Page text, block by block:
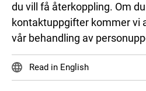
du vill få återkoppling. Om
kontaktuppgifter kommer vi
vår behandling av
Read in English